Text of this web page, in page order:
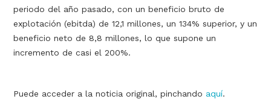
periodo del año pasado, con un beneficio bruto de
explotación (ebitda) de 12,1 millones, un 134% superior, y un
beneficio neto de 8,8 millones, lo que supone un
incremento de casi el 200%.
Puede acceder a la noticia original, pinchando aquí.